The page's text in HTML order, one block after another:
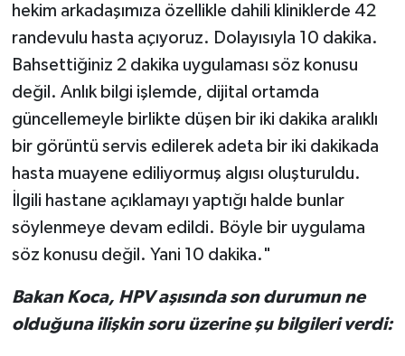
hekim arkadaşımıza özellikle dahili kliniklerde 42
randevulu hasta açıyoruz. Dolayısıyla 10 dakika.
Bahsettiğiniz 2 dakika uygulaması söz konusu
değil. Anlık bilgi işlemde, dijital ortamda
güncellemeyle birlikte düşen bir iki dakika aralıklı
bir görüntü servis edilerek adeta bir iki dakikada
hasta muayene ediliyormuş algısı oluşturuldu.
İlgili hastane açıklamayı yaptığı halde bunlar
söylenmeye devam edildi. Böyle bir uygulama
söz konusu değil. Yani 10 dakika."
Bakan Koca, HPV aşısında son durumun ne
olduğuna ilişkin soru üzerine şu bilgileri verdi: